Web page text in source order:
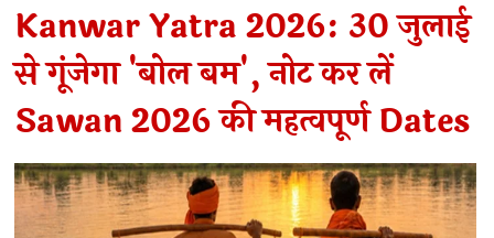
Kanwar Yatra 2026: 30 जुलाई
से गूंजेगा 'बोल बम', नोट कर लें
Sawan 2026 की महत्वपूर्ण Dates